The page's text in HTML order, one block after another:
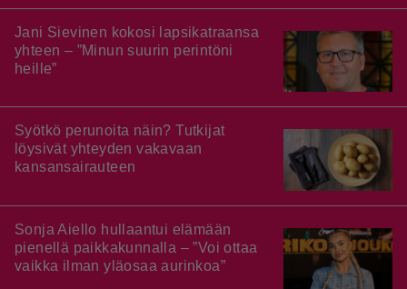
Jani Sievinen kokosi lapsikatraansa
yhteen – ”Minun suurin perintöni
heille”
Syötkö perunoita näin? Tutkijat
löysivät yhteyden vakavaan
kansansairauteen
Sonja Aiello hullaantui elämään
pienellä paikkakunnalla – ”Voi ottaa
vaikka ilman yläosaa aurinkoa”